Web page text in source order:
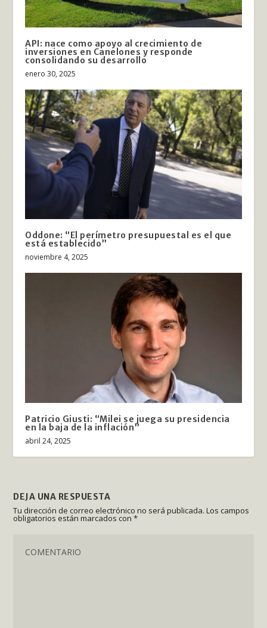
API: nace como apoyo al crecimiento de
inversiones en Canelones y responde
consolidando su desarrollo
enero 30, 2025
Oddone: “El perímetro presupuestal es el que
está establecido”
noviembre 4, 2025
Patricio Giusti: “Milei se juega su presidencia
en la baja de la inflación”
abril 24, 2025
DEJA UNA RESPUESTA
Tu dirección de correo electrónico no será publicada. Los campos
obligatorios están marcados con*